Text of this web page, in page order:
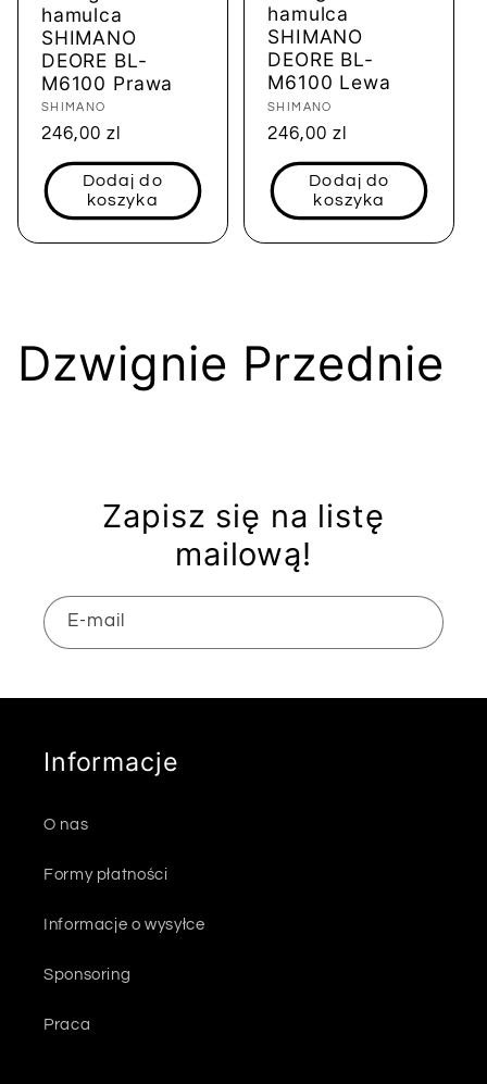
hamulca
SHIMANO
DEORE BL-
M6100 Prawa
Dostawca:
SHIMANO
Cena
regularna
246,00 zl
Dodaj do
koszyka
hamulca
SHIMANO
DEORE BL-
M6100 Lewa
Dostawca:
SHIMANO
Cena
regularna
246,00 zl
Dodaj do
koszyka
K
j
Dzwignie Przednie
Zapisz się na listę
mailową!
E-mail
Informacje
O nas
Formy płatności
Informacje o wysyłce
Sponsoring
Praca